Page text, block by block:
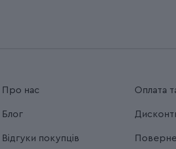
Про нас
Блог
Відгуки покупців
Оплата